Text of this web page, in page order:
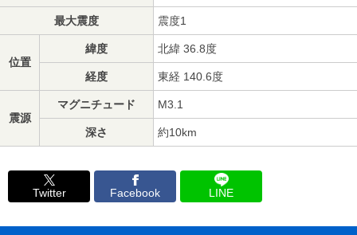
最大震度 震度1
位置
緯度 北緯 36.8度
経度 東経 140.6度
震源
マグニチュード M3.1
深さ 約10km
Twitter Facebook LINE